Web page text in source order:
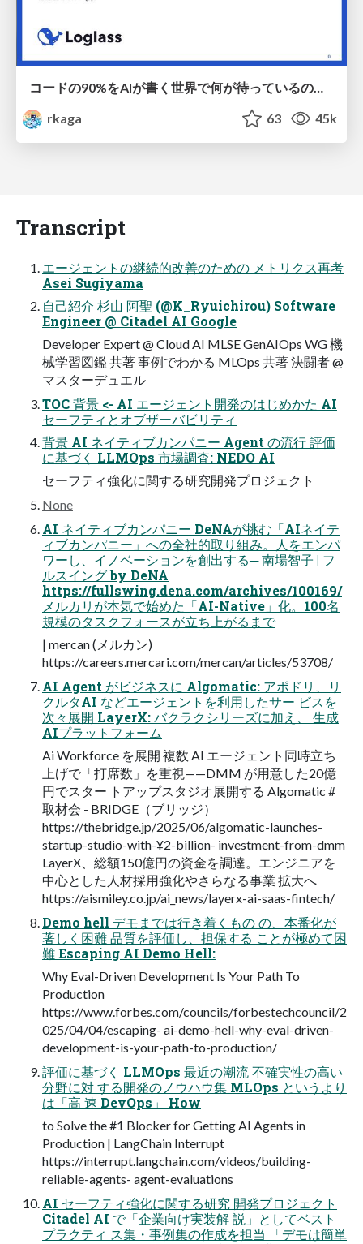
コードの90%をAIが書く世界で何が待っているのか / What awaits us in a world where 90% of the code is written by AI
rkaga
63 45k
Transcript
エージェントの継続的改善のための メトリクス再考
Asei Sugiyama
自己紹介 杉山 阿聖 (@K_Ryuichirou) Software
Engineer @ Citadel AI Google
Developer Expert @ Cloud AI MLSE GenAIOps WG 機
械学習図鑑 共著 事例でわかる MLOps 共著 決闘者 @
マスターデュエル
TOC 背景 <- AI エージェント開発のはじめかた AI
セーフティとオブザーバビリティ
背景 AI ネイティブカンパニー Agent の流行 評価
に基づく LLMOps 市場調査: NEDO AI
セーフティ強化に関する研究開発プロジェクト
None
AI ネイティブカンパニー DeNAが挑む「AIネイテ
ィブカンパニー」への全社的取り組み。人をエンパ
ワーし、イノベーションを創出する─ 南場智子 | フ
ルスイング by DeNA
https://fullswing.dena.com/archives/100169/
メルカリが本気で始めた「AI-Native」化。100名
規模のタスクフォースが立ち上がるまで
| mercan (メルカン)
https://careers.mercari.com/mercan/articles/53708/
AI Agent がビジネスに Algomatic: アポドリ、リ
クルタAI などエージェントを利用したサー ビスを
次々展開 LayerX: バクラクシリーズに加え、 生成
AIプラットフォーム
Ai Workforce を展開 複数 AI エージェント同時立ち
上げで「打席数」を重視——DMM が用意した20億
円でスター トアップスタジオ展開する Algomatic #
取材会 - BRIDGE（ブリッジ）
https://thebridge.jp/2025/06/algomatic-launches-
startup-studio-with-¥2-billion- investment-from-dmm
LayerX、総額150億円の資金を調達。エンジニアを
中心とした人材採用強化やさらなる事業 拡大へ
https://aismiley.co.jp/ai_news/layerx-ai-saas-fintech/
Demo hell デモまでは行き着くもの の、本番化が
著しく困難 品質を評価し、担保する ことが極めて困
難 Escaping AI Demo Hell:
Why Eval-Driven Development Is Your Path To
Production
https://www.forbes.com/councils/forbestechcouncil/2
025/04/04/escaping- ai-demo-hell-why-eval-driven-
development-is-your-path-to-production/
評価に基づく LLMOps 最近の潮流 不確実性の高い
分野に対 する開発のノウハウ集 MLOps というより
は「高 速 DevOps」 How
to Solve the #1 Blocker for Getting AI Agents in
Production | LangChain Interrupt
https://interrupt.langchain.com/videos/building-
reliable-agents- agent-evaluations
AI セーフティ強化に関する研究 開発プロジェクト
Citadel AI で「企業向け実装解 説」としてベスト
プラクティ ス集・事例集の作成を担当 「デモは簡単